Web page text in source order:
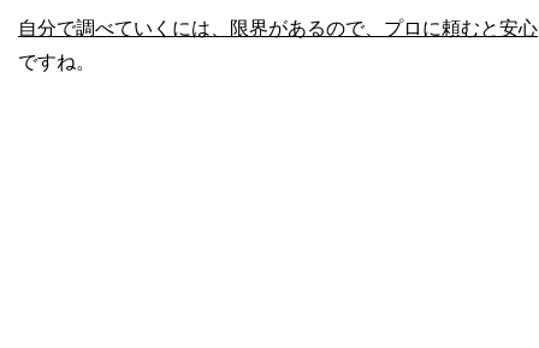
自分で調べていくには、限界があるので、プロに頼むと安心
ですね。